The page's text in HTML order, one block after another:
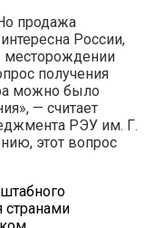
продажа
России,
месторождении
получения
можно было
— считает
РЭУ им. Г.
этот вопрос